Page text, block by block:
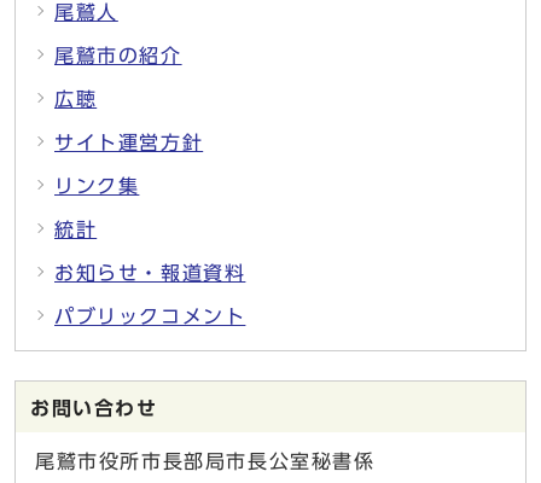
尾鷲人
尾鷲市の紹介
広聴
サイト運営方針
リンク集
統計
お知らせ・報道資料
パブリックコメント
お問い合わせ
尾鷲市役所市長部局市長公室秘書係